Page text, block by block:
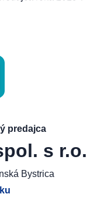
predajca
s r.o.
Bystrica